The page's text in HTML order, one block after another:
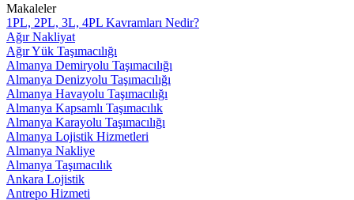
Makaleler
1PL, 2PL, 3L, 4PL Kavramları Nedir?
Ağır Nakliyat
Ağır Yük Taşımacılığı
Almanya Demiryolu Taşımacılığı
Almanya Denizyolu Taşımacılığı
Almanya Havayolu Taşımacılığı
Almanya Kapsamlı Taşımacılık
Almanya Karayolu Taşımacılığı
Almanya Lojistik Hizmetleri
Almanya Nakliye
Almanya Taşımacılık
Ankara Lojistik
Antrepo Hizmeti